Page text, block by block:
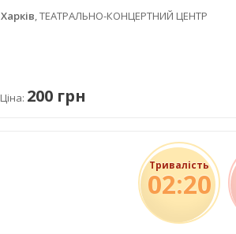
Харків,ТЕАТРАЛЬНО-КОНЦЕРТНИЙ ЦЕНТР
Ціна: 200 грн
Тривалість
02:20